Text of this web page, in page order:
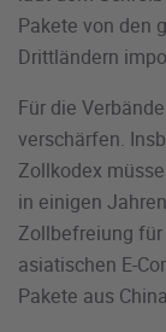
Pakete von den
Drittländern
Für die
verschärfen.
Zollkodex
in einigen
Zollbefreiung für
asiatischen E-
Pakete aus